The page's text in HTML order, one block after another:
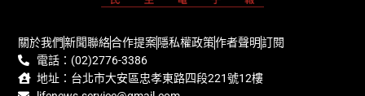
關於我們新聞聯絡合作提案隱私權政策作者聲明訂閱
電話：(02)2776-3386
地址：台北市大安區忠孝東路四段221號12樓